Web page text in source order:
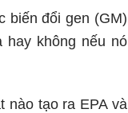
biến đổi gen (GM)
hay không nếu nó
nào tạo ra EPA và